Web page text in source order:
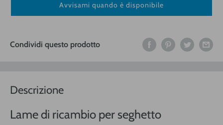
Avvisami quando è disponibile
Condividi questo prodotto
Descrizione
Lame di ricambio per seghetto